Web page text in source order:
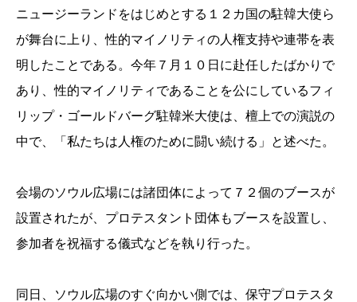
ニュージーランドをはじめとする１２カ国の駐韓大使ら
が舞台に上り、性的マイノリティの人権支持や連帯を表
明したことである。今年７月１０日に赴任したばかりで
あり、性的マイノリティであることを公にしているフィ
リップ・ゴールドバーグ駐韓米大使は、檀上での演説の
中で、「私たちは人権のために闘い続ける」と述べた。
会場のソウル広場には諸団体によって７２個のブースが
設置されたが、プロテスタント団体もブースを設置し、
参加者を祝福する儀式などを執り行った。
同日、ソウル広場のすぐ向かい側では、保守プロテスタ